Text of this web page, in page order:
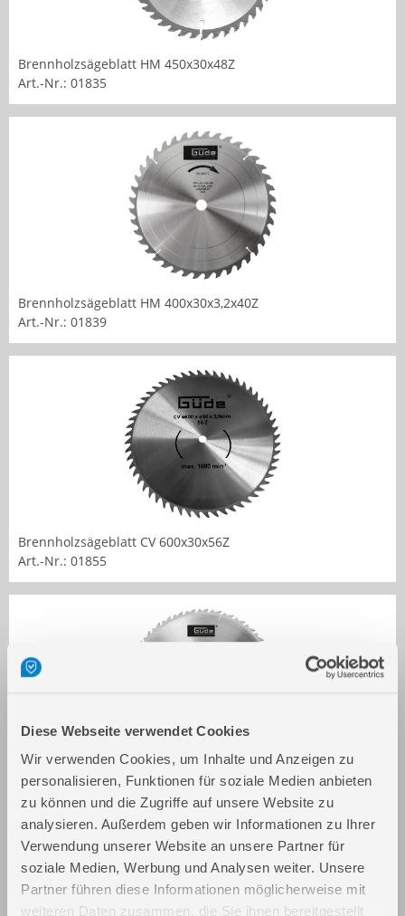
Diese Webseite verwendet Cookies
Wir verwenden Cookies, um Inhalte und Anzeigen zu
personalisieren, Funktionen für soziale Medien anbieten
zu können und die Zugriffe auf unsere Website zu
analysieren. Außerdem geben wir Informationen zu Ihrer
Verwendung unserer Website an unsere Partner für
soziale Medien, Werbung und Analysen weiter. Unsere
Partner führen diese Informationen möglicherweise mit
weiteren Daten zusammen, die Sie ihnen bereitgestellt
Brennholzsägeblatt HM 450x30x48Z
Art.-Nr.: 01835
Brennholzsägeblatt HM 400x30x3,2x40Z
Art.-Nr.: 01839
Brennholzsägeblatt CV 600x30x56Z
Art.-Nr.: 01855
Brennholzsägeblatt HM 600x30x36Z
Art.-Nr.: 01858